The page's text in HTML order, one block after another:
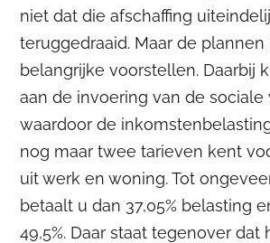
niet dat die afschaffing
teruggedraaid. Maar de
belangrijke voorstellen. Daarbij
aan de invoering van de sociale
waardoor de
nog maar twee tarieven kent
uit werk en woning. Tot
betaalt u dan 37,05% belasting
49,5%. Daar staat tegenover